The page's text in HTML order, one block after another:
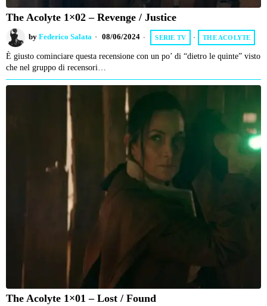
The Acolyte 1×02 – Revenge / Justice
by Federico Salata 08/06/2024 SERIE TV · THE ACOLYTE
È giusto cominciare questa recensione con un po’ di “dietro le quinte” visto
che nel gruppo di recensori…
The Acolyte 1×01 – Lost / Found